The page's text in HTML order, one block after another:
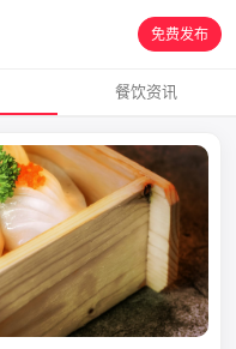
免费发布
餐饮资讯